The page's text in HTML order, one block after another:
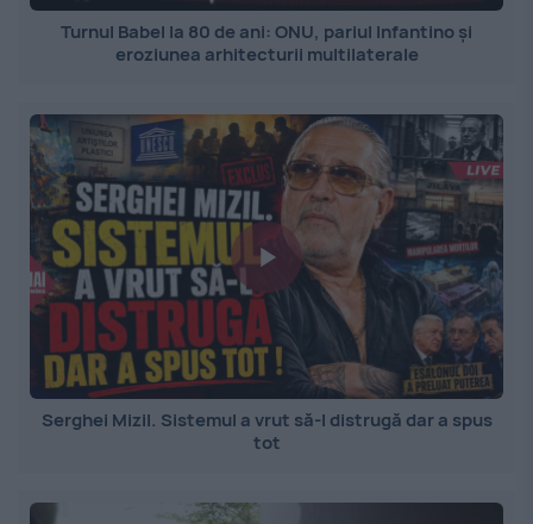
Turnul Babel la 80 de ani: ONU, pariul Infantino și
eroziunea arhitecturii multilaterale
Serghei Mizil. Sistemul a vrut să-l distrugă dar a spus
tot